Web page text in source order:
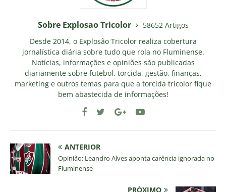
Sobre Explosao Tricolor
58652 Artigos
Desde 2014, o Explosão Tricolor realiza cobertura
jornalística diária sobre tudo que rola no Fluminense.
Notícias, informações e opiniões são publicadas
diariamente sobre futebol, torcida, gestão, finanças,
marketing e outros temas para que a torcida tricolor fique
bem abastecida de informações!
ANTERIOR
Opinião: Leandro Alves aponta carência ignorada no
Fluminense
PRÓXIMO